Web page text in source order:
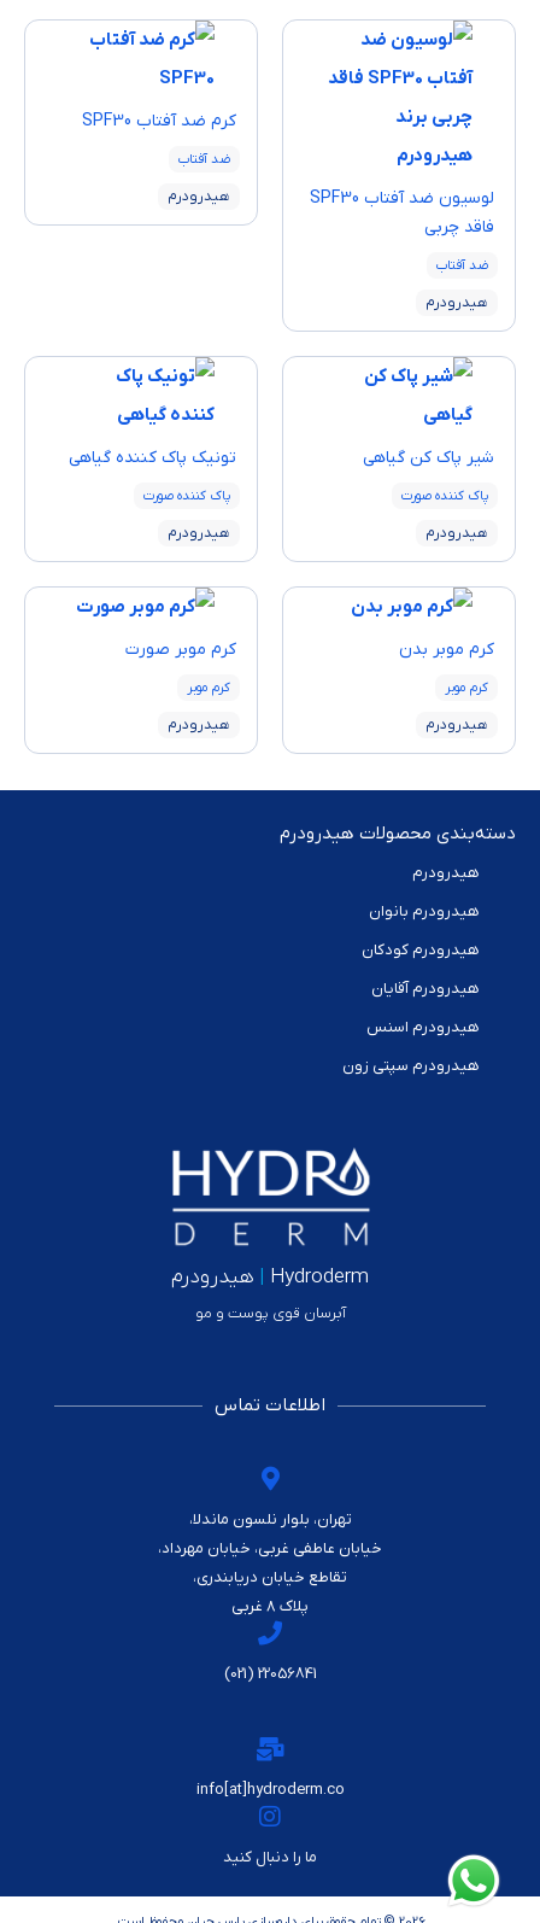
لوسيون ضد آفتاب SPF30
فاقد چربی
ضد آفتاب
هیدرودرم
كرم ضد آفتاب SPF30
ضد آفتاب
هیدرودرم
شير پاک كن گیاهی
پاک کننده صورت
هیدرودرم
تونيک پاک كننده گیاهی
پاک کننده صورت
هیدرودرم
كرم موبر بدن
کرم موبر
هیدرودرم
كرم موبر صورت
کرم موبر
هیدرودرم
دسته‌بندی محصولات هیدرودرم
هیدرودرم
هیدرودرم بانوان
هیدرودرم کودکان
هیدرودرم آقایان
هیدرودرم اسنس
هیدرودرم سپتی زون
Hydroderm هیدرودرم
آبرسان قوی پوست و مو
اطلاعات تماس
تهران، بلوار نلسون ماندلا،
خیابان عاطفی غربی، خیابان مهرداد،
تقاطع خیابان دریابندری،
پلاک ۸ غربی
22056841 (021)
info[at]hydroderm.co
ما را دنبال کنید